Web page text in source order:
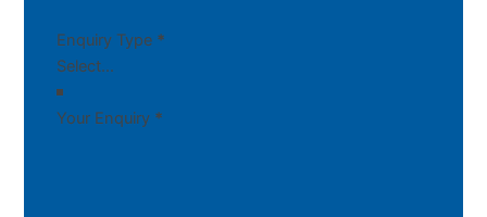
Enquiry Type *
Your Enquiry *